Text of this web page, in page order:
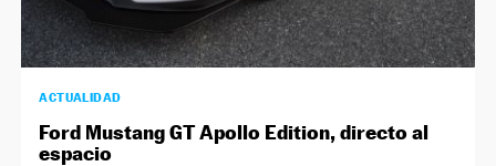
ACTUALIDAD
Ford Mustang GT Apollo Edition, directo al
espacio